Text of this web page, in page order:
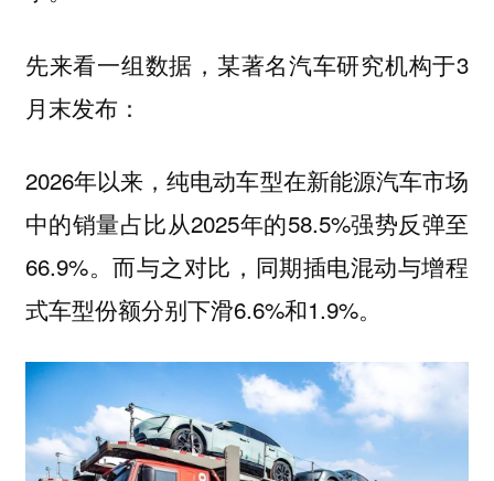
先来看一组数据，某著名汽车研究机构于3
月末发布：
2026年以来，纯电动车型在新能源汽车市场
中的销量占比从2025年的58.5%强势反弹至
66.9%。而与之对比，同期插电混动与增程
式车型份额分别下滑6.6%和1.9%。